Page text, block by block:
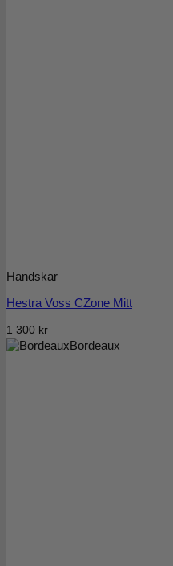
Bordeaux
Handskar
Hestra Voss CZone Mitt
1 300 kr